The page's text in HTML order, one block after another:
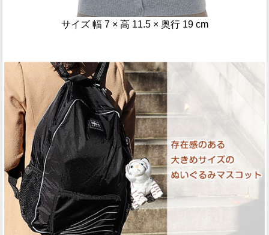
サイズ 幅 7 × 高 11.5 × 奥行 19 cm